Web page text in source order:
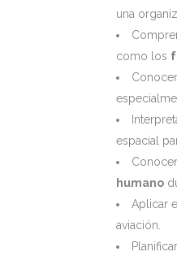
una
como los
espacial
humano
Aplicar
aviación.